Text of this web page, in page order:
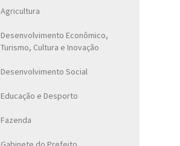
Agricultura
Desenvolvimento Econômico,
Turismo, Cultura e Inovação
Desenvolvimento Social
Educação e Desporto
Fazenda